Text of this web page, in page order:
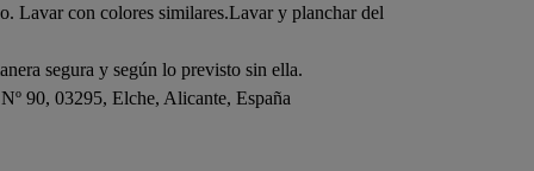
Lavar con colores similares.Lavar y planchar del
segura y según lo previsto sin ella.
90, 03295, Elche, Alicante, España